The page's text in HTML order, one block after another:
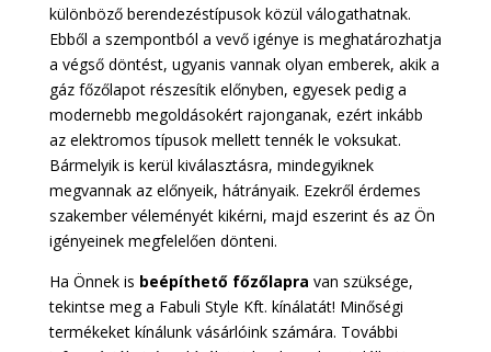
különböző berendezéstípusok közül válogathatnak.
Ebből a szempontból a vevő igénye is meghatározhatja
a végső döntést, ugyanis vannak olyan emberek, akik a
gáz főzőlapot részesítik előnyben, egyesek pedig a
modernebb megoldásokért rajonganak, ezért inkább
az elektromos típusok mellett tennék le voksukat.
Bármelyik is kerül kiválasztásra, mindegyiknek
megvannak az előnyeik, hátrányaik. Ezekről érdemes
szakember véleményét kikérni, majd eszerint és az Ön
igényeinek megfelelően dönteni.
Ha Önnek is beépíthető főzőlapra van szüksége,
tekintse meg a Fabuli Style Kft. kínálatát! Minőségi
termékeket kínálunk vásárlóink számára. További